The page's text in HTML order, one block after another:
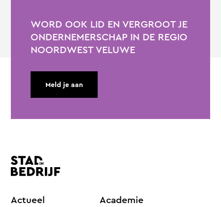
WORD OOK LID EN VERGROOT JE
ONDERNEMERSCHAP IN DE REGIO
NOORDWEST VELUWE
Meld je aan
Actueel
Academie